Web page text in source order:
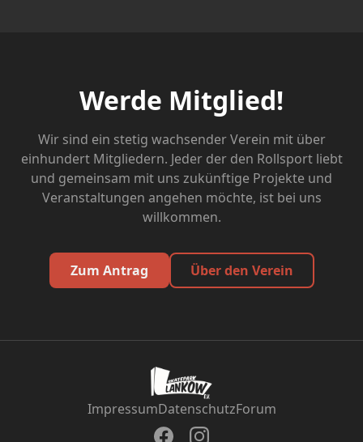
Werde Mitglied!
Wir sind ein stetig wachsender Verein mit über
einhundert Mitgliedern. Jeder der den Rollsport liebt
und gemeinsam mit uns zukünftige Projekte und
Veranstaltungen angehen möchte, ist bei uns
willkommen.
Zum Antrag Über den Verein
ImpressumDatenschutzForum